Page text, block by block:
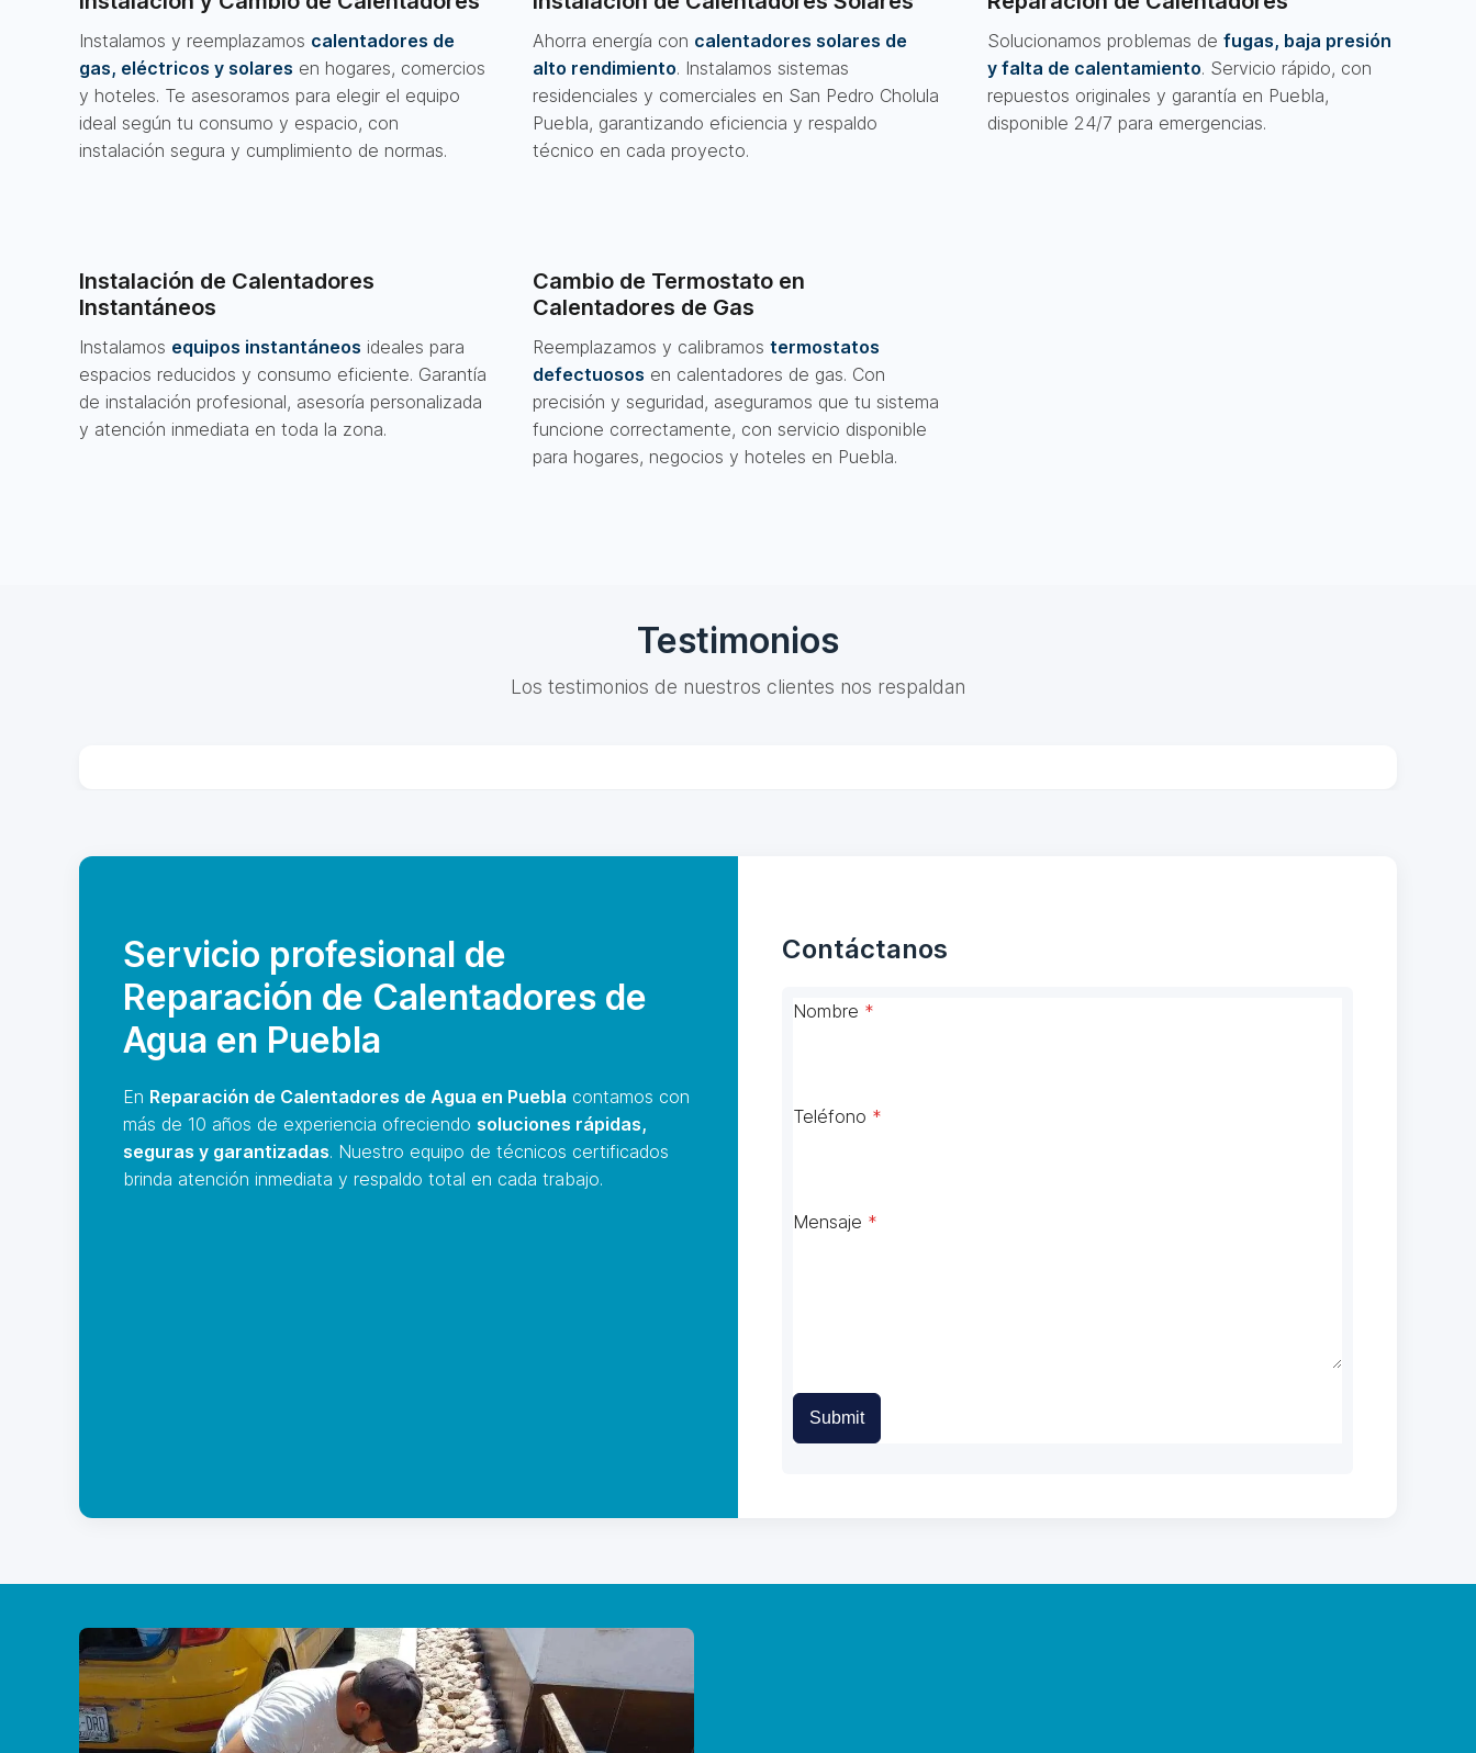
Instalamos y reemplazamos calentadores de
gas, eléctricos y solares en hogares, comercios
y hoteles. Te asesoramos para elegir el equipo
ideal según tu consumo y espacio, con
instalación segura y cumplimiento de normas.
Ahorra energía con calentadores solares de
alto rendimiento. Instalamos sistemas
residenciales y comerciales en San Pedro Cholula
Puebla, garantizando eficiencia y respaldo
técnico en cada proyecto.
Solucionamos problemas de fugas, baja presión
y falta de calentamiento. Servicio rápido, con
repuestos originales y garantía en Puebla,
disponible 24/7 para emergencias.
Instalación de Calentadores
Instantáneos
Instalamos equipos instantáneos ideales para
espacios reducidos y consumo eficiente. Garantía
de instalación profesional, asesoría personalizada
y atención inmediata en toda la zona.
Cambio de Termostato en
Calentadores de Gas
Reemplazamos y calibramostermostatos
defectuosos en calentadores de gas. Con
precisión y seguridad, aseguramos que tu sistema
funcione correctamente, con servicio disponible
para hogares, negocios y hoteles en Puebla.
Testimonios
Los testimonios de nuestros clientes nos respaldan
Servicio profesional de
Reparación de Calentadores de
Agua en Puebla
En Reparación de Calentadores de Agua en Puebla contamos con
más de 10 años de experiencia ofreciendo soluciones rápidas,
seguras y garantizadas. Nuestro equipo de técnicos certificados
brinda atención inmediata y respaldo total en cada trabajo.
Contáctanos
Nombre *
Teléfono *
Mensaje *
Submit